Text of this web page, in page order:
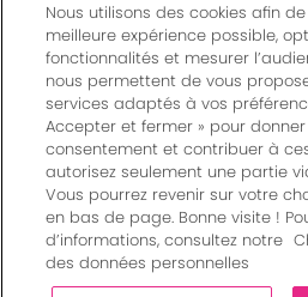
© Bordeaux Events And More |
20088 - 33070
Mentions
Règlement général des
Un événement organisé par
Charte de protection des
Nous utilisons des cookies afin
meilleure expérience possible,
fonctionnalités et mesurer
nous permettent de vous
services adaptés à vos
Accepter et fermer » pour
consentement et contribuer à
autorisez seulement une partie
Vous pourrez revenir sur votre
en bas de page. Bonne visite !
d’informations, consultez notre
des données personnelles